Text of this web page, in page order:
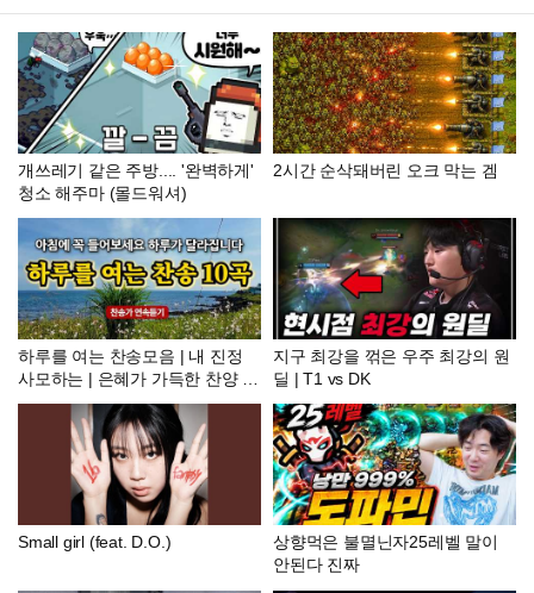
개쓰레기 같은 주방.... '완벽하게'
청소 해주마 (몰드워셔)
2시간 순삭돼버린 오크 막는 겜
하루를 여는 찬송모음 | 내 진정
사모하는 | 은혜가 가득한 찬양 모
음집 | 유튜브 최고의 찬송가 시리
즈 | Hymn collection
지구 최강을 꺾은 우주 최강의 원
딜 | T1 vs DK
Small girl (feat. D.O.)
상향먹은 불멸닌자25레벨 말이
안된다 진짜